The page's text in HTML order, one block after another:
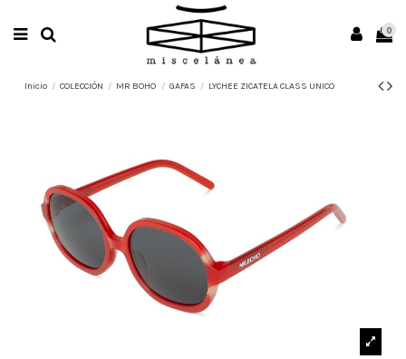
0
Inicio COLECCIÓN MR BOHO GAFAS LYCHEE ZICATELA CLASS UNICO